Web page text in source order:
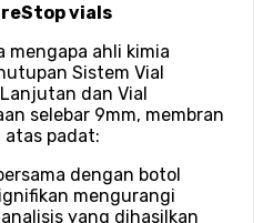
vials
mengapa ahli kimia
Sistem Vial
dan Vial
selebar 9mm, membran
padat:
dengan botol
mengurangi
yang dihasilkan